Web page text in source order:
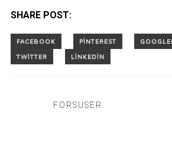
SHARE POST:
FORSUSER